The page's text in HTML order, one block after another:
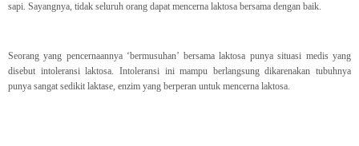
sapi. Sayangnya, tidak seluruh orang dapat mencerna laktosa bersama dengan baik.
Seorang yang pencernaannya ‘bermusuhan’ bersama laktosa punya situasi medis yang
disebut intoleransi laktosa. Intoleransi ini mampu berlangsung dikarenakan tubuhnya
punya sangat sedikit laktase, enzim yang berperan untuk mencerna laktosa.